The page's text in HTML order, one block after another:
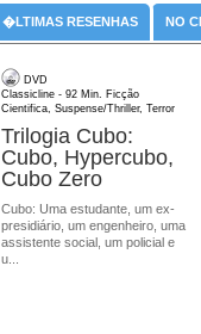
�LTIMAS RESENHAS NO
DVD
Classicline - 92 Min. Ficção
Cientifica, Suspense/Thriller, Terror
Trilogia Cubo:
Cubo, Hypercubo,
Cubo Zero
Cubo: Uma estudante, um ex-
presidiário, um engenheiro, uma
assistente social, um policial e
u...